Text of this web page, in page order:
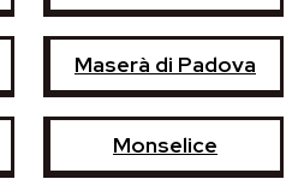
Maserà di Padova
Monselice